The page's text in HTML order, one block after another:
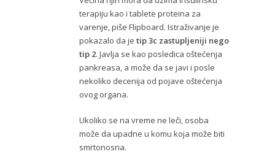
terapiju kao i tablete proteina za
varenje, piše Flipboard. Istraživanje je
pokazalo da je tip 3c zastupljeniji nego
tip 2. Javlja se kao posledica oštećenja
pankreasa, a može da se javi i posle
nekoliko decenija od pojave oštećenja
ovog organa.
Ukoliko se na vreme ne leči, osoba
može da upadne u komu koja može biti
smrtonosna.